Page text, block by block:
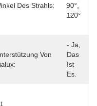
Des Strahls:
90°,
120°
Von
- Ja,
Das
Ist
Es.